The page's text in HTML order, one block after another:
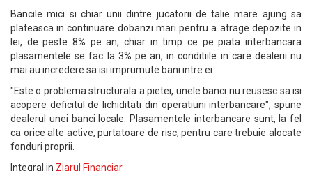
Bancile mici si chiar unii dintre jucatorii de talie mare ajung sa
plateasca in continuare dobanzi mari pentru a atrage depozite in
lei, de peste 8% pe an, chiar in timp ce pe piata interbancara
plasamentele se fac la 3% pe an, in conditiile in care dealerii nu
mai au incredere sa isi imprumute bani intre ei.
"Este o problema structurala a pietei, unele banci nu reusesc sa isi
acopere deficitul de lichiditati din operatiuni interbancare", spune
dealerul unei banci locale. Plasamentele interbancare sunt, la fel
ca orice alte active, purtatoare de risc, pentru care trebuie alocate
fonduri proprii.
Integral in Ziarul Financiar